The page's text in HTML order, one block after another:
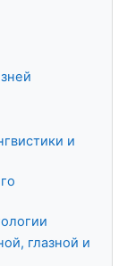
и
глазной и